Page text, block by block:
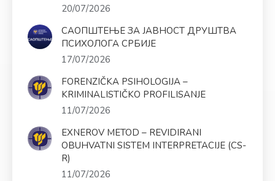
20/07/2026
САОПШТЕЊЕ ЗА ЈАВНОСТ ДРУШТВА
ПСИХОЛОГА СРБИЈЕ
17/07/2026
FORENZIČKA PSIHOLOGIJA –
KRIMINALISTIČKO PROFILISANJE
11/07/2026
EXNEROV METOD – REVIDIRANI
OBUHVATNI SISTEM INTERPRETACIJE (CS-
R)
11/07/2026